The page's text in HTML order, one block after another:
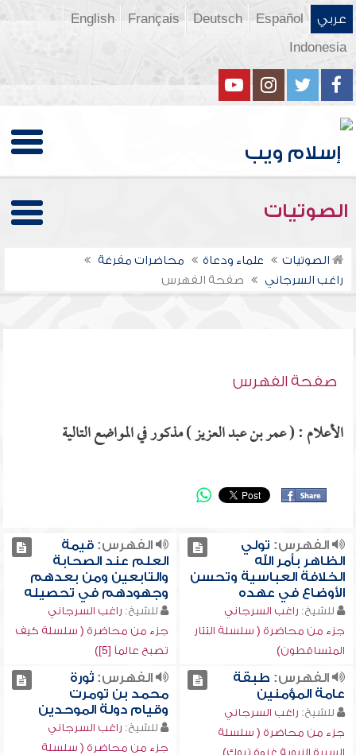
عربي Español
Deutsch
Français
English
Indonesia
الصوتيات
الصوتيات علماء ودعاة
محاضرات مفرغة
راغب السرجاني
صفحة الفهرس
صفحة الفهرس
الأعلام : ( عمر بن عبد العزيز ) مذكور في المواضع التالية
الفهرس: تولي
الظاهر بأمر الله
الخلافة العباسية وتحسن
الأوضاع في عهده
للشيخ: راغب السرجاني
جزء من محاضرة ( سلسلة التتار
المتساقطون)
الفهرس:قيمة
العلم عند الصحابة
والتابعين ومن بعدهم
وجهودهم في تحصيله
للشيخ: راغب السرجاني
جزء من محاضرة ( سلسلة كيف
تصبح عالماً [5])
الفهرس: طبقة
عامة المؤمنين
للشيخ: راغب السرجاني
جزء من محاضرة ( سلسلة
السيرة النبوية غزوة تبوك)
الفهرس:ثورة
محمد بن تومرت
وقيام دولة الموحدين
للشيخ: راغب السرجاني
جزء من محاضرة ( سلسلة